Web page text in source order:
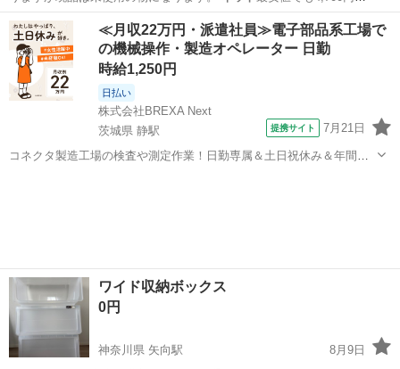
でした。 取引…
埼玉 本庄市 本庄駅 その他 ピース
≪月収22万円・派遣社員≫電子部品系工場で
の機械操作・製造オペレーター 日勤
時給1,250円
日払い
株式会社BREXA Next
茨城県 静駅
提携サイト 7月21日
コネクタ製造工場の検査や測定作業！日勤専属＆土日祝休み＆年間休
ワイド収納ボックス
0円
神奈川県 矢向駅
8月9日